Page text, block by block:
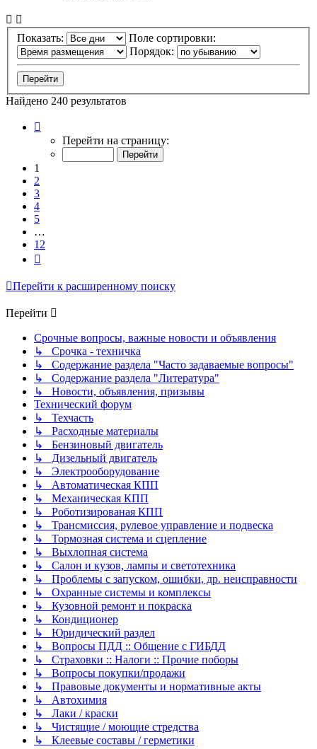
Показать:
Поле сортировки:
Порядок:
Найдено 240 результатов
Перейти на страницу:
1
2
3
4
5
…
12
Перейти к расширенному поиску
Перейти
Срочные вопросы, важные новости и объявления
↳ Срочка - техничка
↳ Содержание раздела "Часто задаваемые вопросы"
↳ Содержание раздела "Литература"
↳ Новости, объявления, призывы
Технический форум
↳ Техчасть
↳ Расходные материалы
↳ Бензиновый двигатель
↳ Дизельный двигатель
↳ Электрооборудование
↳ Автоматическая КПП
↳ Механическая КПП
↳ Роботизированая КПП
↳ Трансмиссия, рулевое управление и подвеска
↳ Тормозная система и сцепление
↳ Выхлопная система
↳ Салон и кузов, лампы и светотехника
↳ Проблемы с запуском, ошибки, др. неисправности
↳ Охранные системы и комплексы
↳ Кузовной ремонт и покраска
↳ Кондиционер
↳ Юридический раздел
↳ Вопросы ПДД :: Общение с ГИБДД
↳ Страховки :: Налоги :: Прочие поборы
↳ Вопросы покупки/продажи
↳ Правовые документы и нормативные акты
↳ Автохимия
↳ Лаки / краски
↳ Чистящие / моющие стредства
↳ Клеевые составы / герметики